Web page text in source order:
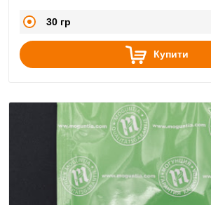
консистенції.
30 гр
Купити